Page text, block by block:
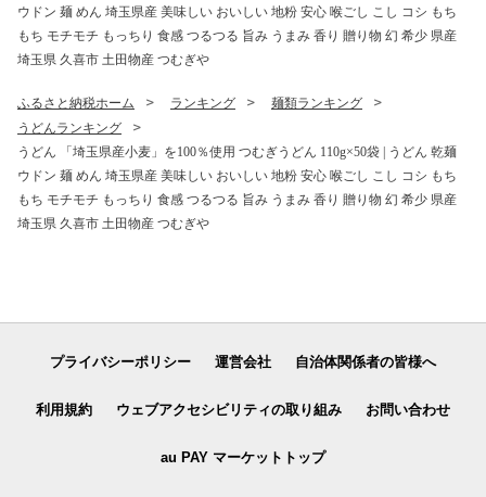
ウドン 麺 めん 埼玉県産 美味しい おいしい 地粉 安心 喉ごし こし コシ もち
もち モチモチ もっちり 食感 つるつる 旨み うまみ 香り 贈り物 幻 希少 県産
埼玉県 久喜市 土田物産 つむぎや
ふるさと納税ホーム ランキング
麺類ランキング
うどんランキング
うどん 「埼玉県産小麦」を100％使用 つむぎうどん 110g×50袋 | うどん 乾麺
ウドン 麺 めん 埼玉県産 美味しい おいしい 地粉 安心 喉ごし こし コシ もち
もち モチモチ もっちり 食感 つるつる 旨み うまみ 香り 贈り物 幻 希少 県産
埼玉県 久喜市 土田物産 つむぎや
プライバシーポリシー 運営会社 自治体関係者の皆様へ
利用規約 ウェブアクセシビリティの取り組み お問い合わせ
au PAY マーケットトップ